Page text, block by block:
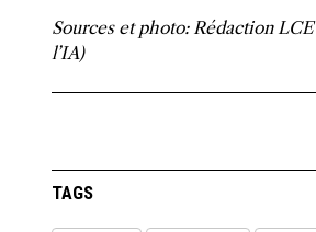
Sources et photo: Rédaction LCE
l’IA)
TAGS